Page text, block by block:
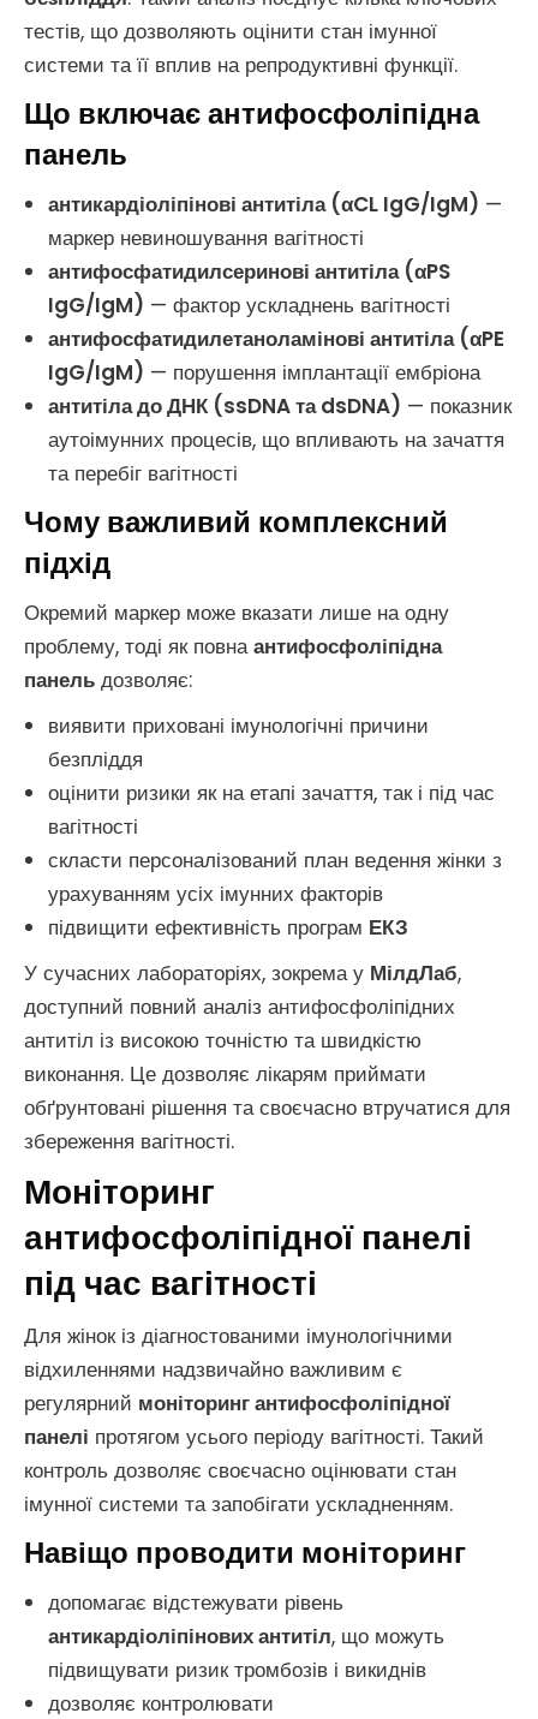
тестів, що дозволяють оцінити стан імунної
системи та її вплив на репродуктивні функції.
Що включає антифосфоліпідна
панель
антикардіоліпінові антитіла (αCL IgG/IgM) —
маркер невиношування вагітності
антифосфатидилсеринові антитіла (αPS
IgG/IgM) — фактор ускладнень вагітності
антифосфатидилетаноламінові антитіла (αPE
IgG/IgM) — порушення імплантації ембріона
антитіла до ДНК (ssDNA та dsDNA) — показник
аутоімунних процесів, що впливають на зачаття
та перебіг вагітності
Чому важливий комплексний
підхід
Окремий маркер може вказати лише на одну
проблему, тоді як повнаантифосфоліпідна
панель дозволяє:
виявити приховані імунологічні причини
безпліддя
оцінити ризики як на етапі зачаття, так і під час
вагітності
скласти персоналізований план ведення жінки з
урахуванням усіх імунних факторів
підвищити ефективність програм ЕКЗ
У сучасних лабораторіях, зокрема у МілдЛаб,
доступний повний аналіз антифосфоліпідних
антитіл із високою точністю та швидкістю
виконання. Це дозволяє лікарям приймати
обґрунтовані рішення та своєчасно втручатися для
збереження вагітності.
Моніторинг
антифосфоліпідної панелі
під час вагітності
Для жінок із діагностованими імунологічними
відхиленнями надзвичайно важливим є
регулярний моніторинг антифосфоліпідної
панелі протягом усього періоду вагітності. Такий
контроль дозволяє своєчасно оцінювати стан
імунної системи та запобігати ускладненням.
Навіщо проводити моніторинг
допомагає відстежувати рівень
антикардіоліпінових антитіл, що можуть
підвищувати ризик тромбозів і викиднів
дозволяє контролювати